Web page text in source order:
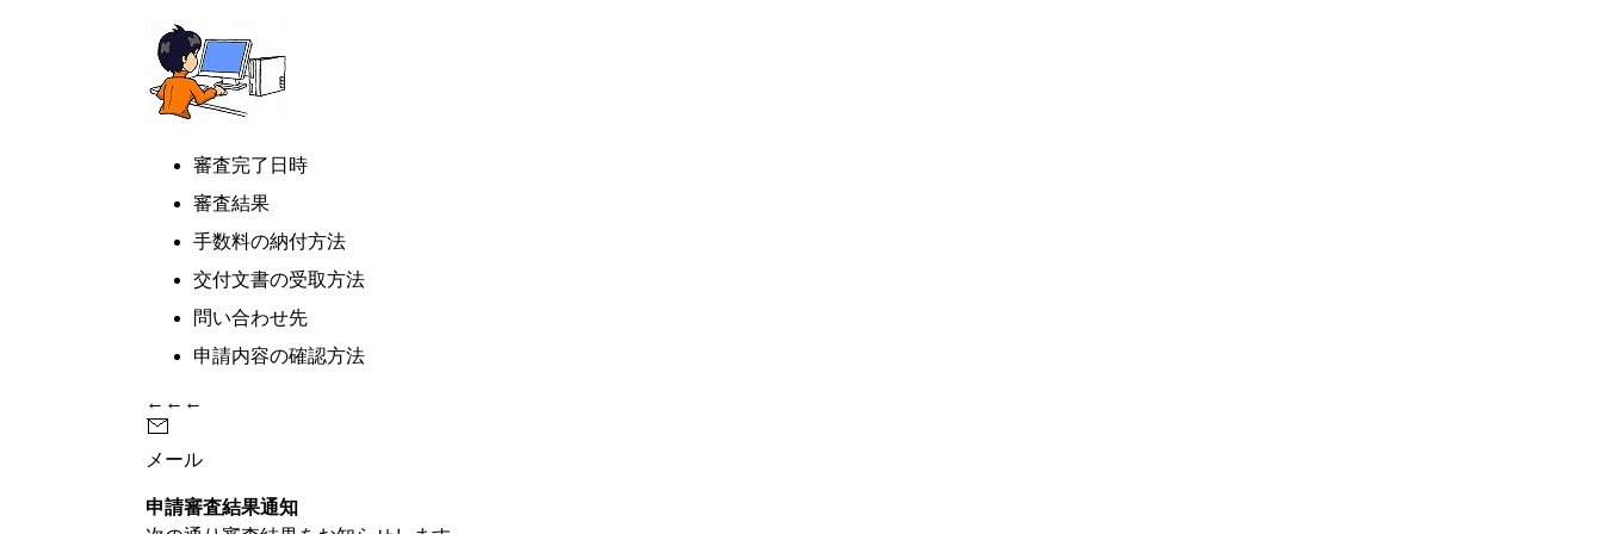
審査完了日時
審査結果
手数料の納付方法
交付文書の受取方法
問い合わせ先
申請内容の確認方法
←←←
メール
申請審査結果通知